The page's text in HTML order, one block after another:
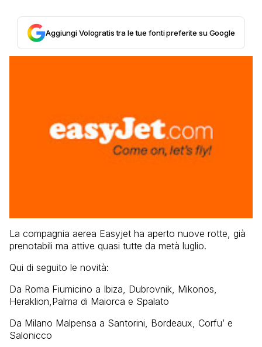
Aggiungi Vologratis tra le tue fonti preferite su Google
La compagnia aerea Easyjet ha aperto nuove rotte, già
prenotabili ma attive quasi tutte da metà luglio.
Qui di seguito le novità:
Da Roma Fiumicino a Ibiza, Dubrovnik, Mikonos,
Heraklion,Palma di Maiorca e Spalato
Da Milano Malpensa a Santorini, Bordeaux, Corfu’ e
Salonicco